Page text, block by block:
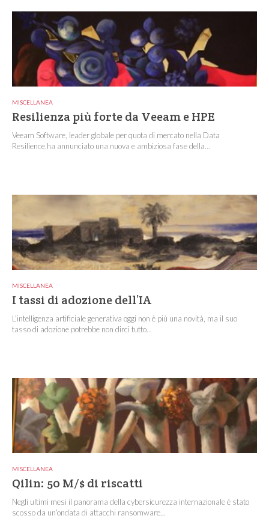
MISCELLANEA
Resilienza più forte da Veeam e HPE
Veeam Software, leader globale per quota di mercato nella Data
Resilience,ha annunciato una nuova e ambiziosa fase della...
MISCELLANEA
I tassi di adozione dell’IA
L’intelligenza artificiale generativa oggi non è più una novità, ma il suo
tasso di adozione potrebbe non dirci tutto...
MISCELLANEA
Qilin: 50 M/$ di riscatti
Negli ultimi mesi il panorama della cybersicurezza internazionale è stato
scosso da un’ondata di attacchi ransomware...